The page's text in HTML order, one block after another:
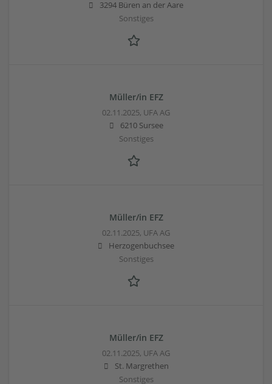
3294 Büren an der Aare
Sonstiges
Müller/in EFZ
02.11.2025, UFA AG
6210 Sursee
Sonstiges
Müller/in EFZ
02.11.2025, UFA AG
Herzogenbuchsee
Sonstiges
Müller/in EFZ
02.11.2025, UFA AG
St. Margrethen
Sonstiges